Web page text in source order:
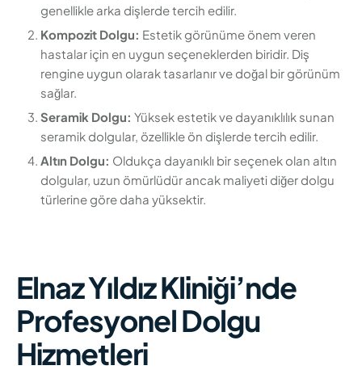
genellikle arka dişlerde tercih edilir.
Kompozit Dolgu: Estetik görünüme önem veren
hastalar için en uygun seçeneklerden biridir. Diş
rengine uygun olarak tasarlanır ve doğal bir görünüm
sağlar.
Seramik Dolgu: Yüksek estetik ve dayanıklılık sunan
seramik dolgular, özellikle ön dişlerde tercih edilir.
Altın Dolgu: Oldukça dayanıklı bir seçenek olan altın
dolgular, uzun ömürlüdür ancak maliyeti diğer dolgu
türlerine göre daha yüksektir.
Elnaz Yıldız Kliniği’nde
Profesyonel Dolgu
Hizmetleri